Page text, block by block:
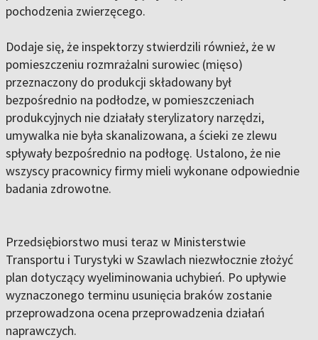
pochodzenia zwierzęcego.
Dodaje się, że inspektorzy stwierdzili również, że w
pomieszczeniu rozmrażalni surowiec (mięso)
przeznaczony do produkcji składowany był
bezpośrednio na podłodze, w pomieszczeniach
produkcyjnych nie działały sterylizatory narzędzi,
umywalka nie była skanalizowana, a ścieki ze zlewu
spływały bezpośrednio na podłogę. Ustalono, że nie
wszyscy pracownicy firmy mieli wykonane odpowiednie
badania zdrowotne.
Przedsiębiorstwo musi teraz w Ministerstwie
Transportu i Turystyki w Szawlach niezwłocznie złożyć
plan dotyczący wyeliminowania uchybień. Po upływie
wyznaczonego terminu usunięcia braków zostanie
przeprowadzona ocena przeprowadzenia działań
naprawczych.